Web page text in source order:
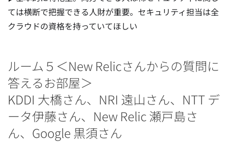
ては横断で把握できる人財が重要。セキュリティ担当は全
クラウドの資格を持っていてほしい
ルーム５＜New Relicさんからの質問に
答えるお部屋＞
KDDI 大橋さん、NRI 遠山さん、NTT デ
ータ伊藤さん、New Relic 瀬戸島さ
ん、Google 黒須さん